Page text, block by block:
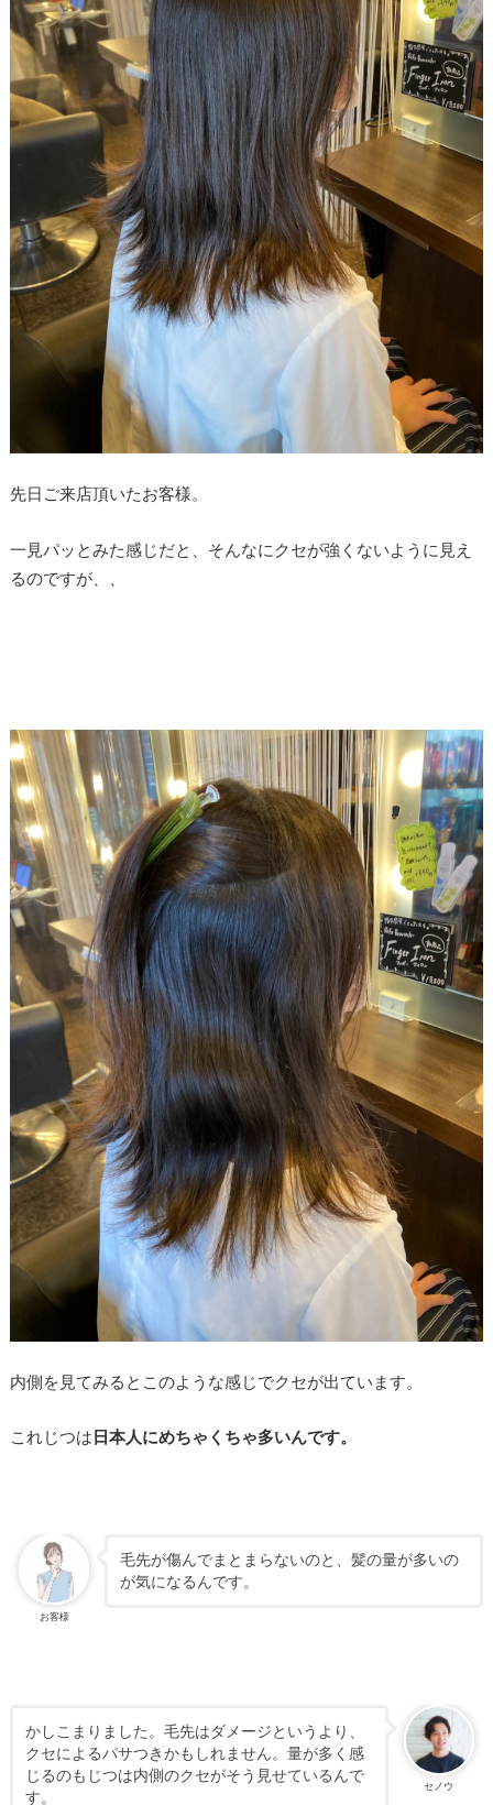
先日ご来店頂いたお客様。
一見パッとみた感じだと、そんなにクセが強くないように見え
るのですが、、
内側を見てみるとこのような感じでクセが出ています。
これじつは 日本人にめちゃくちゃ多いんです。
お客様
毛先が傷んでまとまらないのと、髪の量が多いの
が気になるんです。
セノウ
かしこまりました。毛先はダメージというより、
クセによるパサつきかもしれません。量が多く感
じるのもじつは内側のクセがそう見せているんで
す。